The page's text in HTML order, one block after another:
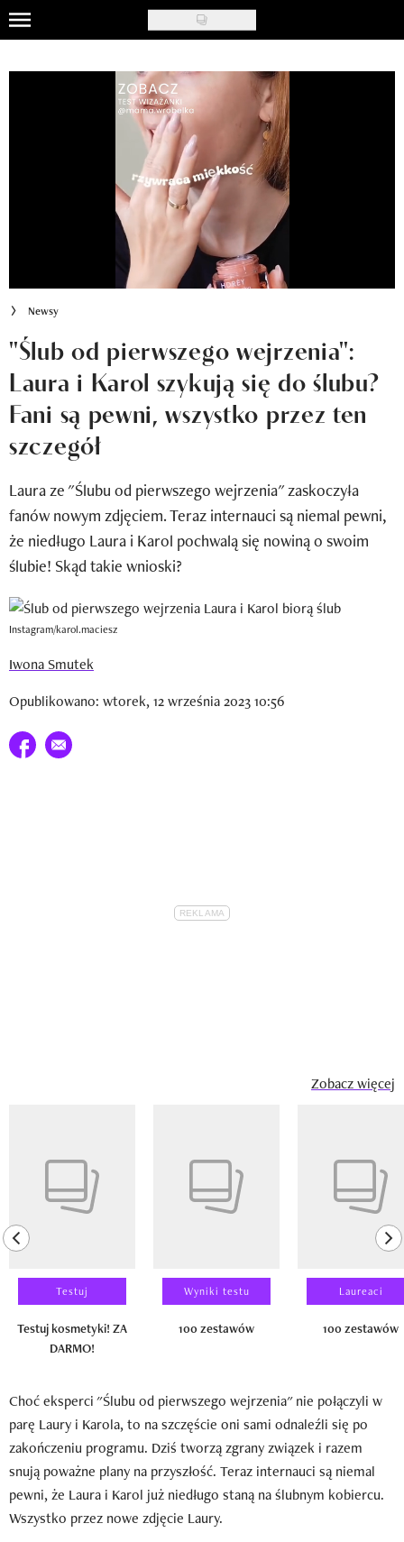
Skip
to
main
Klub Recenzentki
Newsy
Newsletter
Wizaz Summer Influ School
Mój profil / Zarejestruj się
Newsy
"Ślub od pierwszego wejrzenia":
Laura i Karol szykują się do ślubu?
Fani są pewni, wszystko przez ten
szczegół
Laura ze "Ślubu od pierwszego wejrzenia" zaskoczyła
fanów nowym zdjęciem. Teraz internauci są niemal pewni,
że niedługo Laura i Karol pochwalą się nowiną o swoim
ślubie! Skąd takie wnioski?
Instagram/karol.maciesz
Iwona Smutek
Opublikowano: wtorek, 12 września 2023 10:56
Udostępnij na facebook
E-mail do przyjaciela
Zobacz więcej
previous element
Testuj
Testuj kosmetyki! ZA
DARMO!
Wyniki testu
100 zestawów
Laureaci
100 zestawów
Choć eksperci "Ślubu od pierwszego wejrzenia" nie połączyli w
parę Laury i Karola, to na szczęście oni sami odnaleźli się po
zakończeniu programu. Dziś tworzą zgrany związek i razem
snują poważne plany na przyszłość. Teraz internauci są niemal
pewni, że Laura i Karol już niedługo staną na ślubnym kobiercu.
Wszystko przez nowe zdjęcie Laury.